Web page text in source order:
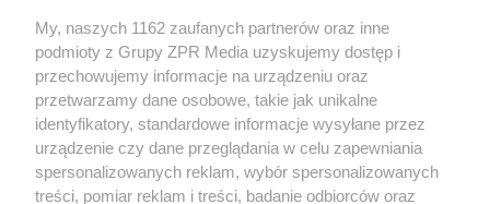
My, naszych 1162 zaufanych partnerów oraz inne
podmioty z Grupy ZPR Media uzyskujemy dostęp i
przechowujemy informacje na urządzeniu oraz
przetwarzamy dane osobowe, takie jak unikalne
identyfikatory, standardowe informacje wysyłane przez
urządzenie czy dane przeglądania w celu zapewniania
spersonalizowanych reklam, wybór spersonalizowanych
treści, pomiar reklam i treści, badanie odbiorców oraz